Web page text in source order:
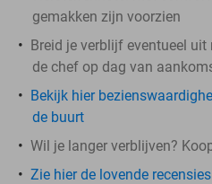
gemakken zijn voorzien
Breid je verblijf eventueel
de chef op dag van
Bekijk hier
de buurt
Wil je langer verblijven?
Zie hier de lovende recensies